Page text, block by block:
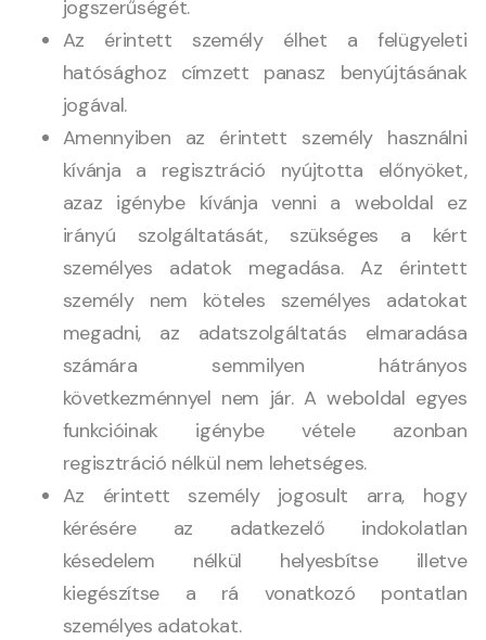
jogszerűségét.
Az érintett személy élhet a felügyeleti
hatósághoz címzett panasz benyújtásának
jogával.
Amennyiben az érintett személy használni
kívánja a regisztráció nyújtotta előnyöket,
azaz igénybe kívánja venni a weboldal ez
irányú szolgáltatását, szükséges a kért
személyes adatok megadása. Az érintett
személy nem köteles személyes adatokat
megadni, az adatszolgáltatás elmaradása
számára semmilyen hátrányos
következménnyel nem jár. A weboldal egyes
funkcióinak igénybe vétele azonban
regisztráció nélkül nem lehetséges.
Az érintett személy jogosult arra, hogy
kérésére az adatkezelő indokolatlan
késedelem nélkül helyesbítse illetve
kiegészítse a rá vonatkozó pontatlan
személyes adatokat.